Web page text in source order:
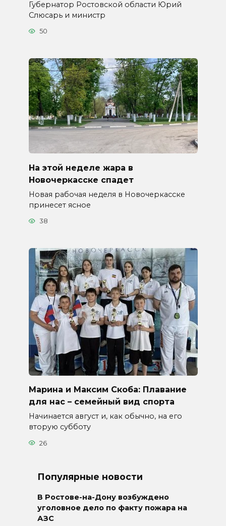
Губернатор Ростовской области Юрий
Слюсарь и министр
50
На этой неделе жара в
Новочеркасске спадет
Новая рабочая неделя в Новочеркасске
принесет ясное
38
Марина и Максим Скоба: Плавание
для нас – семейный вид спорта
Начинается август и, как обычно, на его
вторую субботу
26
Популярные новости
В Ростове-на-Дону возбуждено
уголовное дело по факту пожара на
АЗС